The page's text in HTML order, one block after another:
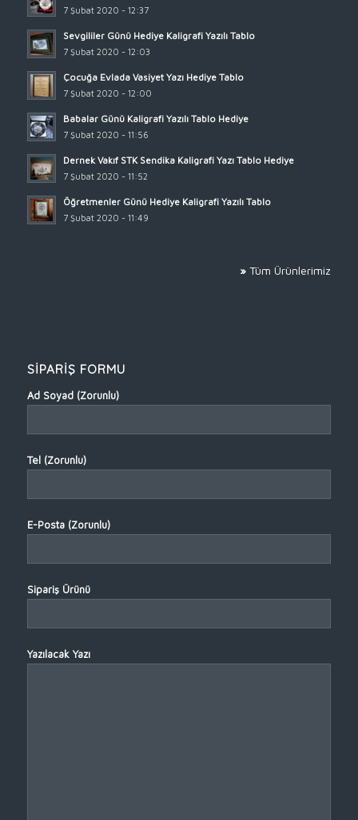
7 Şubat 2020 - 12:37
Sevgililer Günü Hediye Kaligrafi Yazılı Tablo
7 Şubat 2020 - 12:03
Çocuğa Evlada Vasiyet Yazı Hediye Tablo
7 Şubat 2020 - 12:00
Babalar Günü Kaligrafi Yazılı Tablo Hediye
7 Şubat 2020 - 11:56
Dernek Vakıf STK Sendika Kaligrafi Yazı Tablo Hediye
7 Şubat 2020 - 11:52
Öğretmenler Günü Hediye Kaligrafi Yazılı Tablo
7 Şubat 2020 - 11:49
» Tüm Ürünlerimiz
SİPARİŞ FORMU
Ad Soyad (Zorunlu)
Tel (Zorunlu)
E-Posta (Zorunlu)
Sipariş Ürünü
Yazılacak Yazı